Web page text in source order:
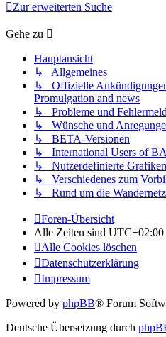
Zur erweiterten Suche
Gehe zu
Hauptansicht
↳ Allgemeines
↳ Offizielle
Promulgation and news
↳ Probleme und
↳ Wünsche und
↳ BETA-Versionen
↳ International Users of
↳ Nutzerdefinierte Grafiken
↳ Verschiedenes zum
↳ Rund um die
Foren-Übersicht
Alle Zeiten sind UTC+02:00
Alle Cookies löschen
Datenschutzerklärung
Impressum
Powered by phpBB® Forum
Deutsche Übersetzung durch